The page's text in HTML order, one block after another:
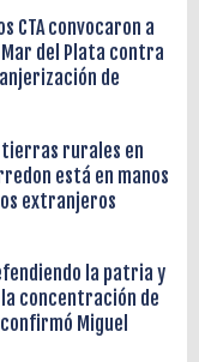
CTA convocaron a
del Plata contra
de
tierras rurales en
está en manos
extranjeros
la patria y
concentración de
Miguel